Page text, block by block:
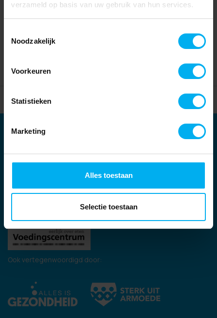
verzameld op basis van uw gebruik van hun services.
Noodzakelijk
Voorkeuren
Statistieken
Marketing
Alles toestaan
Selectie toestaan
Home Partners
Partners
Kernpartners:
Ook vertegenwoordigd door: